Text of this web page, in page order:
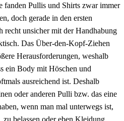
fanden Pullis und Shirts zwar immer
doch gerade in den ersten
recht unsicher mit der Handhabung
Das Über-den-Kopf-Ziehen
Herausforderungen, weshalb
ein Body mit Höschen und
ausreichend ist. Deshalb
oder anderen Pulli bzw. das eine
wenn man mal unterwegs ist,
belassen oder eben Kleidung